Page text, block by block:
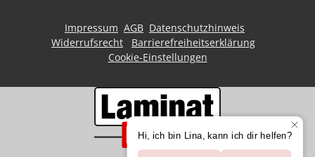
Impressum AGB Datenschutzhinweis
Widerrufsrecht
Barrierefreiheitserklärung
Cookie-Einstellungen